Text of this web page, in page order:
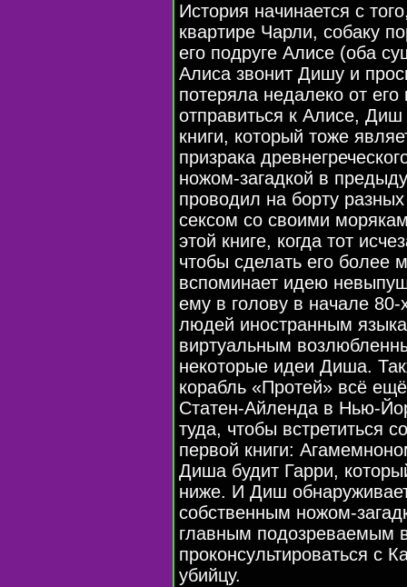
История начинается с
квартире Чарли, собаку
его подруге Алисе (оба
Алиса звонит Дишу и
потеряла недалеко от
отправиться к Алисе, Диш
книги, который тоже
призрака
ножом-загадкой в
проводил на борту
сексом со своими
этой книге, когда тот
чтобы сделать его
вспоминает идею
ему в голову в начале
людей иностранным
виртуальным
некоторые идеи Диша.
корабль «Протей» всё
Статен-Айленда в Нью-
туда, чтобы встретиться
первой книги:
Диша будит Гарри,
ниже. И Диш
собственным ножом-
главным подозреваемым
проконсультироваться с
убийцу.